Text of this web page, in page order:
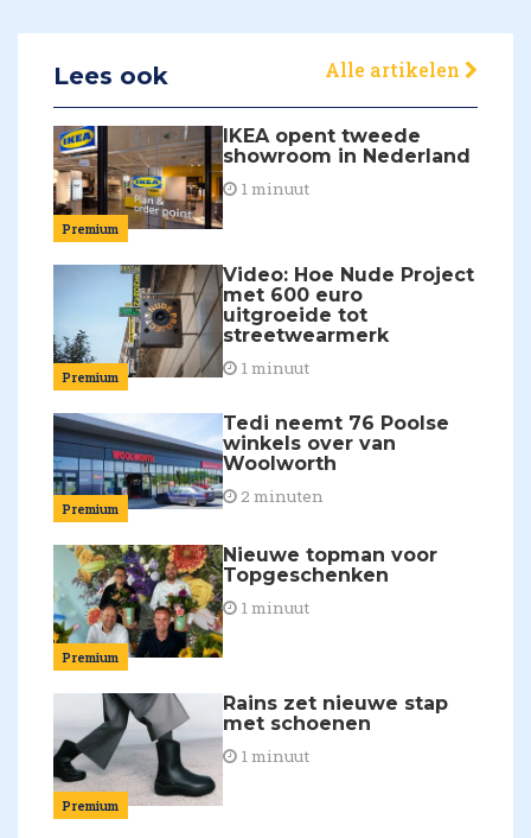
Lees ook Alle artikelen
Premium
IKEA opent tweede
showroom in Nederland
1 minuut
Premium
Video: Hoe Nude Project
met 600 euro
uitgroeide tot
streetwearmerk
1 minuut
Premium
Tedi neemt 76 Poolse
winkels over van
Woolworth
2 minuten
Premium
Nieuwe topman voor
Topgeschenken
1 minuut
Premium
Rains zet nieuwe stap
met schoenen
1 minuut